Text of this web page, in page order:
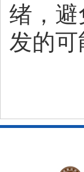
绪，
发的可